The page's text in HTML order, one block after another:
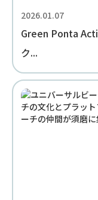
2026.01.07
Green Ponta
ク...